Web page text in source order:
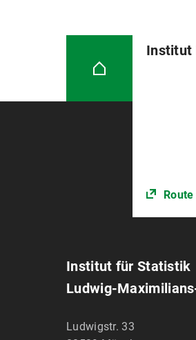
Institut
Institut für Statistik
Ludwig-
Ludwigstr. 33